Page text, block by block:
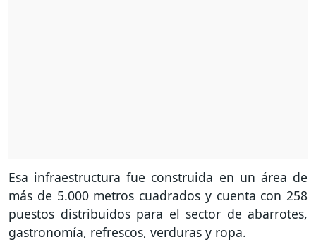
Esa infraestructura fue construida en un área de
más de 5.000 metros cuadrados y cuenta con 258
puestos distribuidos para el sector de abarrotes,
gastronomía, refrescos, verduras y ropa.